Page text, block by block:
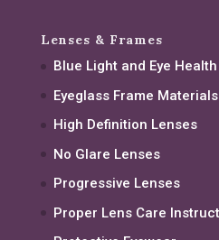
Lenses & Frames
Blue Light and Eye Health
Eyeglass Frame Materials
High Definition Lenses
No Glare Lenses
Progressive Lenses
Proper Lens Care